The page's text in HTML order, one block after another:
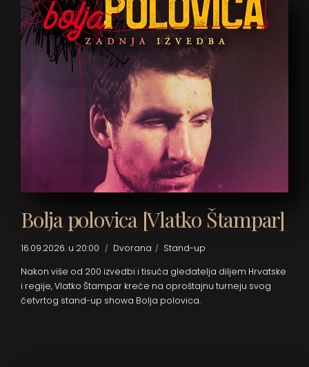
Bolja polovica [Vlatko Štampar]
16.09.2026. u 20:00 Dvorana
Stand-up
Nakon više od 200 izvedbi i tisuća gledatelja diljem Hrvatske
i regije, Vlatko Štampar kreće na oproštajnu turneju svog
četvrtog stand-up showa Bolja polovica.